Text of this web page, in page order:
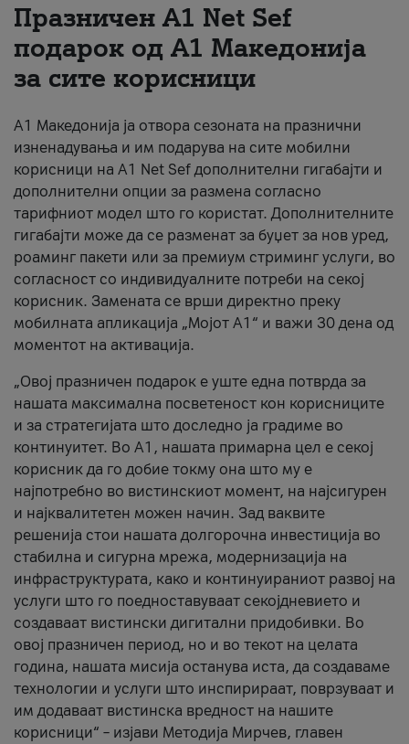
За нас
#ПодобарОнлајн
Празничен A1 Net Sеf
подарок од А1 Македонија
за сите корисници
А1 Македонија ја отвора сезоната на празнични
изненадувања и им подарува на сите мобилни
корисници на A1 Net Sef дополнителни гигабајти и
дополнителни опции за размена согласно
тарифниот модел што го користат. Дополнителните
гигабајти може да се разменат за буџет за нов уред,
роаминг пакети или за премиум стриминг услуги, во
согласност со индивидуалните потреби на секој
корисник. Замената се врши директно преку
мобилната апликација „Мојот А1“ и важи 30 дена од
моментот на активација.
„Овој празничен подарок е уште една потврда за
нашата максимална посветеност кон корисниците
и за стратегијата што доследно ја градиме во
континуитет. Во А1, нашата примарна цел е секој
корисник да го добие токму она што му е
најпотребно во вистинскиот момент, на најсигурен
и најквалитетен можен начин. Зад ваквите
решенија стои нашата долгорочна инвестиција во
стабилна и сигурна мрежа, модернизација на
инфраструктурата, како и континуираниот развој на
услуги што го поедноставуваат секојдневието и
создаваат вистински дигитални придобивки. Во
овој празничен период, но и во текот на целата
година, нашата мисија останува иста, да создаваме
технологии и услуги што инспирираат, поврзуваат и
им додаваат вистинска вредност на нашите
корисници“ – изјави Методија Мирчев, главен